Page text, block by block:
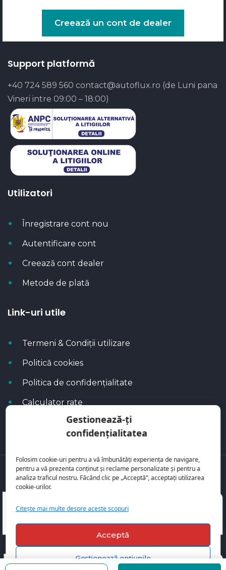
Gestionează-ți
confidențialitatea
Folosim cookie-uri pentru a vă îmbunătăți experiența de navigare,
pentru a vă prezenta conținut și reclame personalizate și pentru a
analiza traficul nostru. Făcând clic pe „Acceptă”, acceptați utilizarea
cookie-urilor.
Citește mai multe despre aceste scopuri
Acceptă
Gestionează opțiunile
Creează un cont de dealer
Support platformă
+40 724 589 560 contact@autoflux.ro (de Luni pana
Vineri intre 09:00 – 18:00)
Utilizatori
Înregistrare cont nou
Autentificare cont
Creează cont dealer
Metode de plată
Link-uri utile
Termeni & Condiții utilizare
Politică cookies
Politica de confidențialitate
Calculator rate
Blog Autoflux
Toate mașinile se regăsesc peAutoFlux